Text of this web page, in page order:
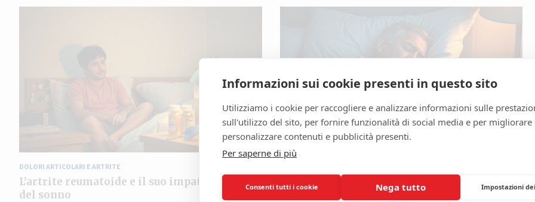
DOLORI ARTICOLARI E ARTRITE
L’artrite reumatoide e il suo impatto sul ciclo
del sonno
Il sonno interrotto nei pazienti con artrite
della spalla
Informazioni sui cookie presenti in questo sito
Utilizziamo i cookie per raccogliere e analizzare informazioni sulle
sull'utilizzo del sito, per fornire funzionalità di social media e per migliorare
personalizzare contenuti e pubblicità presenti.
Per saperne di più
Consenti tutti i cookie Nega tutto Impostazioni